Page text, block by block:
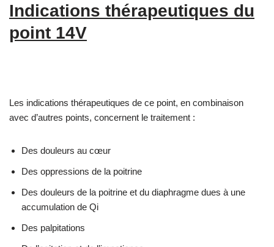
Indications thérapeutiques du
point 14V
Les indications thérapeutiques de ce point, en combinaison
avec d’autres points, concernent le traitement :
Des douleurs au cœur
Des oppressions de la poitrine
Des douleurs de la poitrine et du diaphragme dues à une
accumulation de Qi
Des palpitations